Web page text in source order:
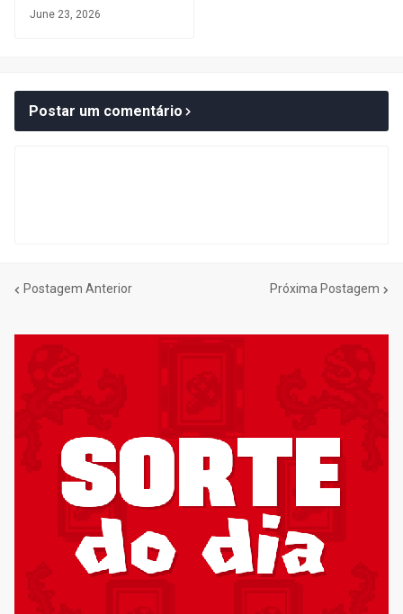
June 23, 2026
Postar um comentário
Postagem Anterior Próxima Postagem